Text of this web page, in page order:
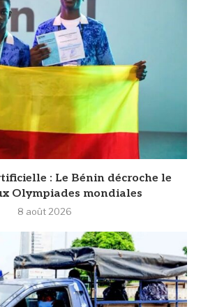
: Le Bénin décroche le
Olympiades mondiales
8 août 2026